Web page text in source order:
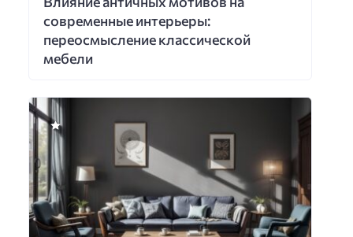
современные интерьеры:
переосмысление классической
мебели